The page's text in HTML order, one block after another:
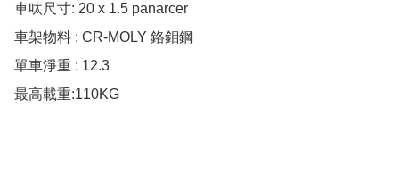
車呔尺寸: 20 x 1.5 panarcer
車架物料 : CR-MOLY 鉻鉬鋼
單車淨重 : 12.3
最高載重:110KG